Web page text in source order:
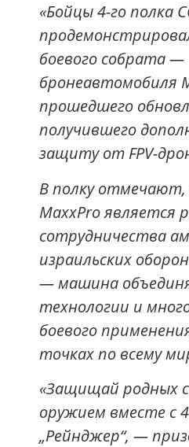
«Бойцы 4-го полка
боевого собрата —
бронеавтомобиля
прошедшего
получившего
защиту от FPV-
В полку
MaxxPro является
сотрудничества
израильских
— машина
технологии и
боевого
точках по всему
«Защищай родных
оружием вместе с
„Рейнджер“, —